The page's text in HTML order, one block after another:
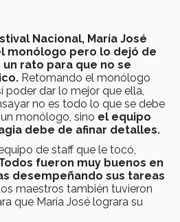
Nacional, María José
monólogo pero lo dejó de
rato para que no se
Retomando el monólogo
poder dar lo mejor que ella,
no es todo lo que se debe
monólogo, sino el equipo
debe de afinar detalles.
de staff que le tocó,
fueron muy buenos en
desempeñando sus tareas
maestros también tuvieron
que María José lograra su